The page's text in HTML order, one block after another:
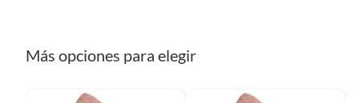
Más opciones para elegir